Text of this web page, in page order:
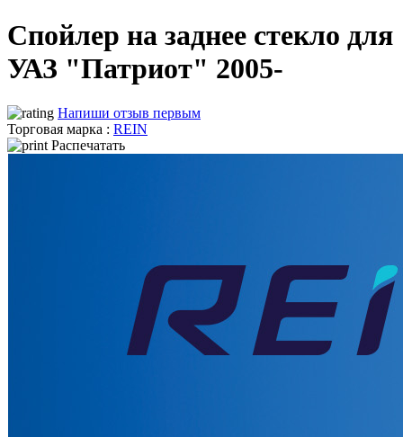
Спойлер на заднее стекло для
УАЗ "Патриот" 2005-
Напиши отзыв первым
Торговая марка : REIN
Распечатать